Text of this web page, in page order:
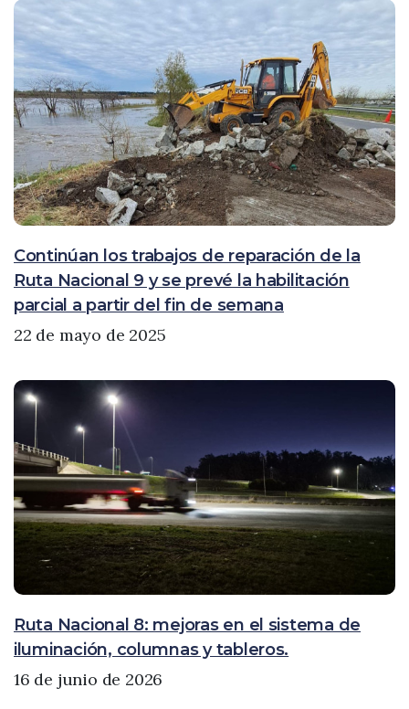
Continúan los trabajos de reparación de la
Ruta Nacional 9 y se prevé la habilitación
parcial a partir del fin de semana
22 de mayo de 2025
Ruta Nacional 8: mejoras en el sistema de
iluminación, columnas y tableros.
16 de junio de 2026